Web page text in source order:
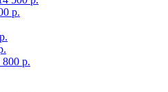
р.
800 р.